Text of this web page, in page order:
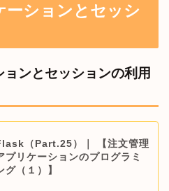
ーションとセッシ
ンとセッションの利用
（Part.25）｜ 【注文管理
プリケーションのプログラミ
グ（１）】